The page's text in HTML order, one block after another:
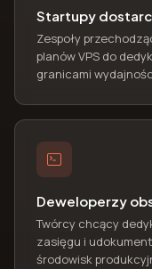
Startupy
Zespoły
planów VPS do
granicami
Deweloperzy
Twórcy chcący
zasięgu i
środowisk